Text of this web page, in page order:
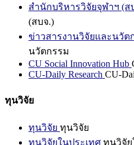
สำนักบริหารวิจัยจุฬาฯ (ส
(สบจ.)
ข่าวสารงานวิจัยและนวัต
นวัตกรรม
CU Social Innovation Hub
CU-Daily Research CU-
ทุนวิจัย
ทุนวิจัย ทุนวิจัย
ทุนวิจัยในประเทศ ทุนวิจัย